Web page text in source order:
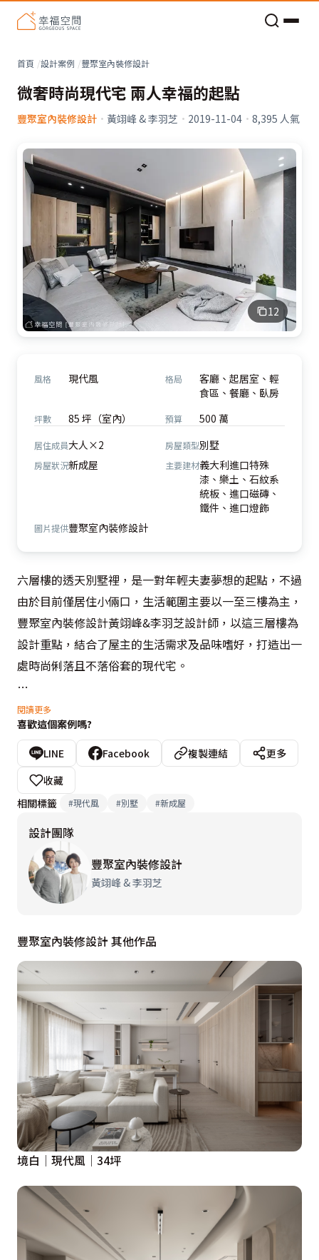
首頁 設計案例 豐聚室內裝修設計
微奢時尚現代宅 兩人幸福的起點
豐聚室內裝修設計 · 黃翊峰 & 李羽芝 · 2019-11-04 · 8,395 人氣
12
風格 現代風 格局
客廳、起居室、輕
食區、餐廳、臥房
坪數 85 坪（室內） 預算 500 萬
居住成員大人×2 房屋類型別墅
房屋狀況新成屋 主要建材義大利進口特殊
漆、樂土、石紋系
統板、進口磁磚、
鐵件、進口燈飾
圖片提供豐聚室內裝修設計
六層樓的透天別墅裡，是一對年輕夫妻夢想的起點，不過
由於目前僅居住小倆口，生活範圍主要以一至三樓為主，
豐聚室內裝修設計黃翊峰&李羽芝設計師，以這三層樓為
設計重點，結合了屋主的生活需求及品味嗜好，打造出一
處時尚俐落且不落俗套的現代宅。
屋主年輕好客，家中時常舉辦聚會，設計師特別在一樓設
置了起居室，專屬的輕食料理區，聚餐小酌都不成問題，
供親朋好友可以盡情放鬆交流，又不因此影響到私人領域
的隱私性。二樓以上就是完全屬於夫妻兩人的私領域，客
廳特別在灰白色系中，又加重了鐵件元素及木質肌理的鋪
廳的視覺亮點，也提昇了整體用餐的氛圍。三樓的主臥，
設計師保留了軒敞的格局與視野，將戶外藍天綠意引進室
內，以粗獷樸質的線條，呼應自然美景，營造出如渡假飯
店般精品質感，微奢的氣質盡顯主人的獨特品味，完美演
閱讀更多
喜歡這個案例嗎?
LINE Facebook 複製連結
更多
收藏
相關標籤
#現代風 #別墅 #新成屋
設計團隊
豐聚室內裝修設計
黃翊峰 & 李羽芝
豐聚室內裝修設計 其他作品
境白│現代風│34坪